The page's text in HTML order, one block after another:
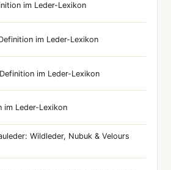
im Leder-Lexikon
im Leder-Lexikon
im Leder-Lexikon
im Leder-Lexikon
Wildleder, Nubuk & Velours